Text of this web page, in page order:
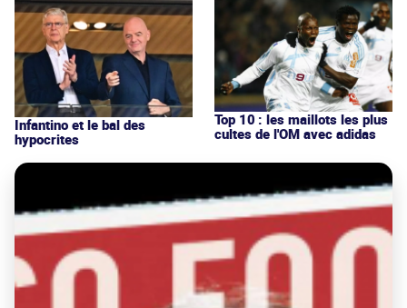
Infantino et le bal des
hypocrites
Top 10 : les maillots les plus
cultes de l'OM avec adidas